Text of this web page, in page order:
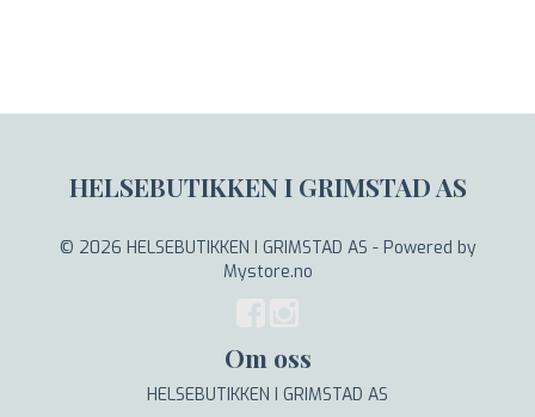
HELSEBUTIKKEN I GRIMSTAD AS
© 2026 HELSEBUTIKKEN I GRIMSTAD AS - Powered by
Mystore.no
Om oss
HELSEBUTIKKEN I GRIMSTAD AS